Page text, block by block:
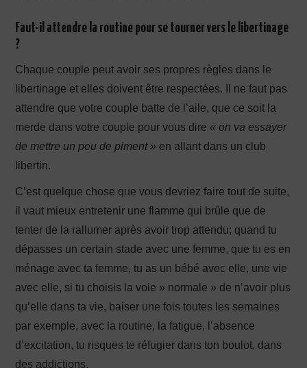
Faut-il attendre la routine pour se tourner vers le libertinage
?
Chaque couple peut avoir ses propres règles dans le
libertinage et elles doivent être respectées. Il ne faut pas
attendre que votre couple batte de l’aile, que ce soit la
merde dans votre couple pour vous dire « on va essayer
de mettre un peu de piment » en allant dans un club
libertin.
C’est quelque chose que vous devriez faire tout de suite,
il vaut mieux entretenir une flamme qui brûle que de
tenter de la rallumer après avoir trop attendu; quand tu
dépasses un certain stade avec une femme, que tu es en
ménage avec ta femme, tu as un bébé avec elle, une vie
avec elle, si tu choisis la voie » normale » de n’avoir plus
qu’elle dans ta vie, baiser une fois toutes les semaines
par exemple, avec la routine, la fatigue, l’absence
d’excitation, tu risques te réfugier dans ton boulot, dans
des addictions.